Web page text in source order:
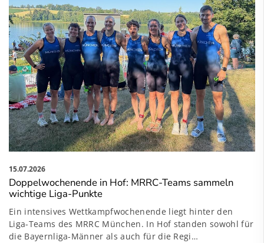
15.07.2026
Doppelwochenende in Hof: MRRC-Teams sammeln
wichtige Liga-Punkte
Ein intensives Wettkampfwochenende liegt hinter den
Liga-Teams des MRRC München. In Hof standen sowohl für
die Bayernliga-Männer als auch für die Regi…